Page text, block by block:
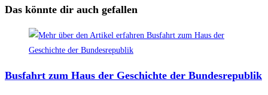
Das könnte dir auch gefallen
Busfahrt zum Haus der Geschichte der Bundesrepublik